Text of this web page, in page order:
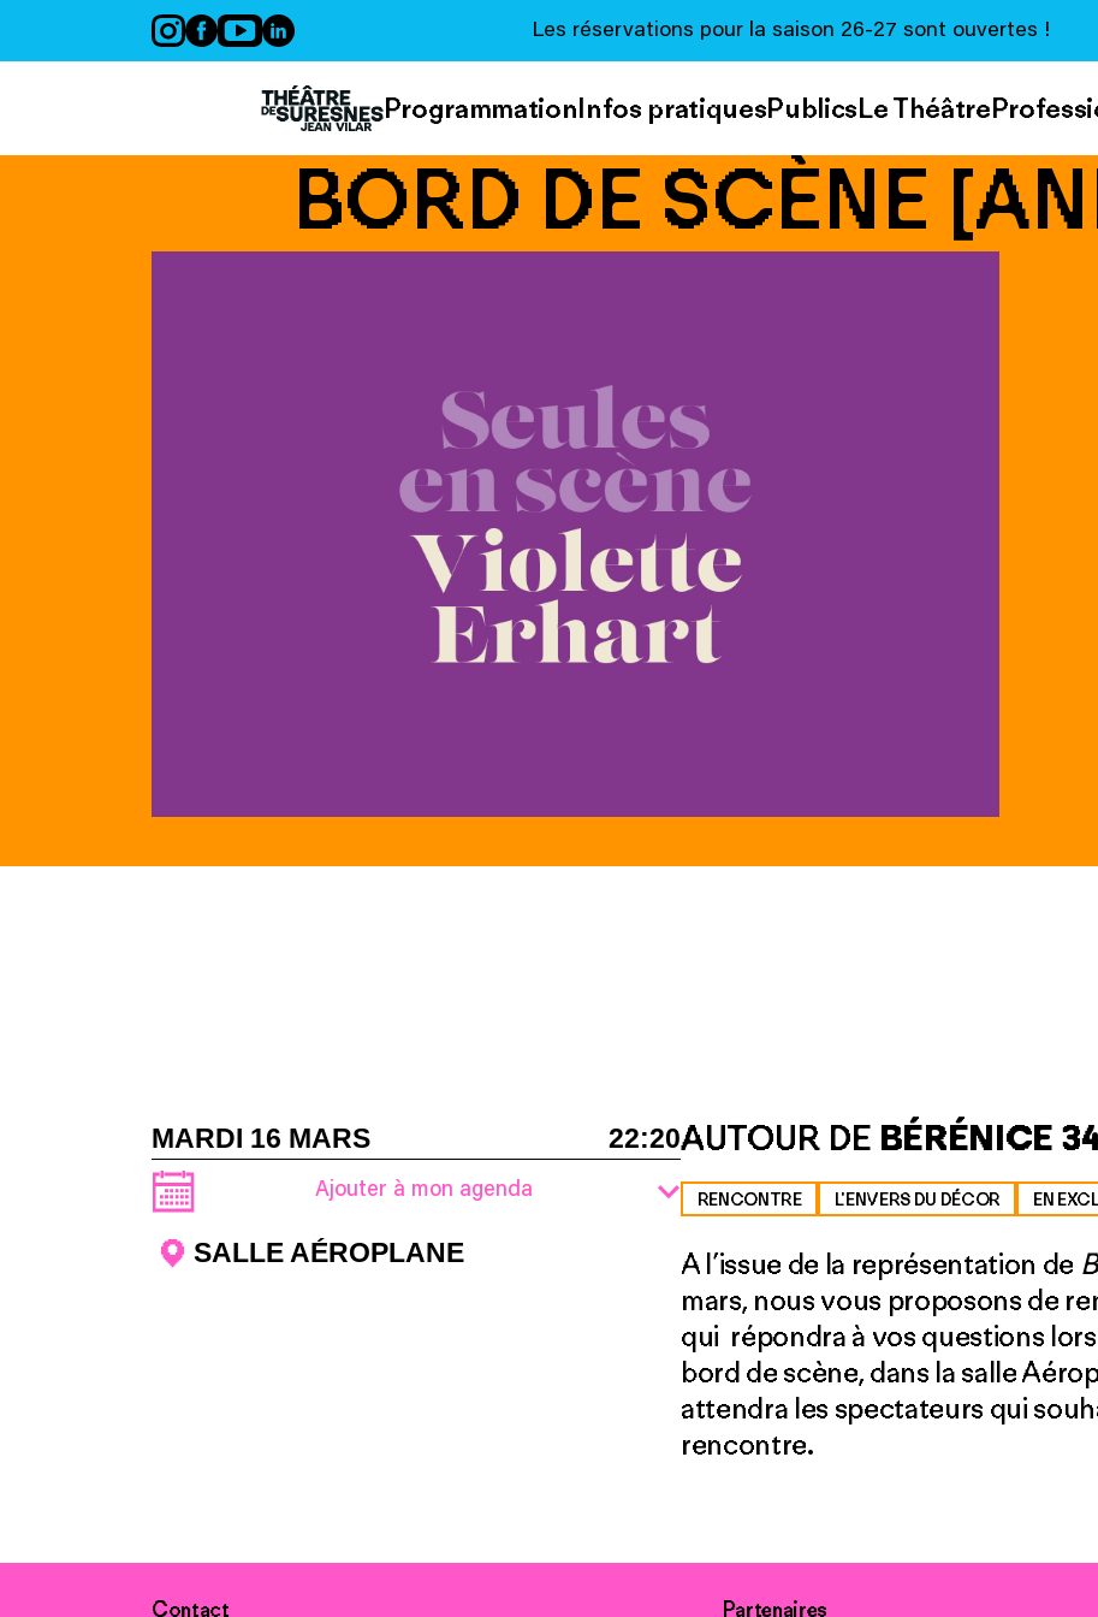
Les réservations pour la saison 26-27 sont ouvertes !
ProgrammationInfos pratiquesPublicsLe Théâtre
BORD DE SCÈNE
MARDI 16 MARS 22:20
Ajouter à mon agenda
SALLE AÉROPLANE
AUTOUR DE BÉRÉNICE
RENCONTRE L'ENVERS DU DÉCOR EN
A l’issue de la représentation de
mars, nous vous proposons de
qui répondra à vos questions
bord de scène, dans la salle
attendra les spectateurs qui
rencontre.
Contact Partenaires
Panneau de gestion des cookies